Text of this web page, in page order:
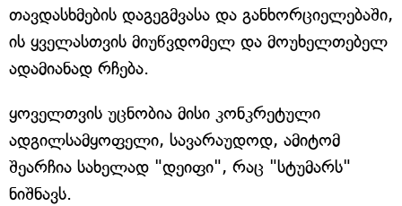
თავდასხმების დაგეგმვასა და განხორციელებაში,
ის ყველასთვის მიუწვდომელ და მოუხელთებელ
ადამიანად რჩება.
ყოველთვის უცნობია მისი კონკრეტული
ადგილსამყოფელი, სავარაუდოდ, ამიტომ
შეარჩია სახელად "დეიფი", რაც "სტუმარს"
ნიშნავს.